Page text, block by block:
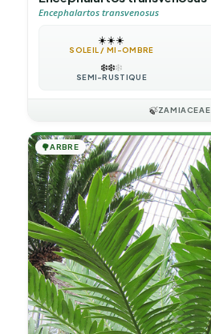
Encephalartos transvenosus
☀️☀️☀️
SOLEIL / MI-OMBRE
❄️❄️❄️
SEMI-RUSTIQUE
🍃ZAMIACEAE
🌳ARBRE